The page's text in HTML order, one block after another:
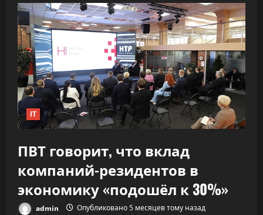
ИИ
почти
удвоил
скорость
разработки
софта,
обрушив
качество
IT
ПВТ говорит, что вклад
компаний-резидентов в
экономику «подошёл к 30%»
admin Опубликовано 5 месяцев тому назад